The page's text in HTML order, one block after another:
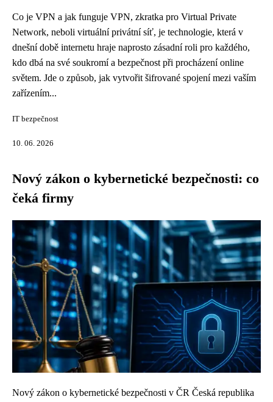
Co je VPN a jak funguje VPN, zkratka pro Virtual Private
Network, neboli virtuální privátní síť, je technologie, která v
dnešní době internetu hraje naprosto zásadní roli pro každého,
kdo dbá na své soukromí a bezpečnost při procházení online
světem. Jde o způsob, jak vytvořit šifrované spojení mezi vaším
zařízením...
IT bezpečnost
10. 06. 2026
Nový zákon o kybernetické bezpečnosti: co
čeká firmy
Nový zákon o kybernetické bezpečnosti v ČR Česká republika